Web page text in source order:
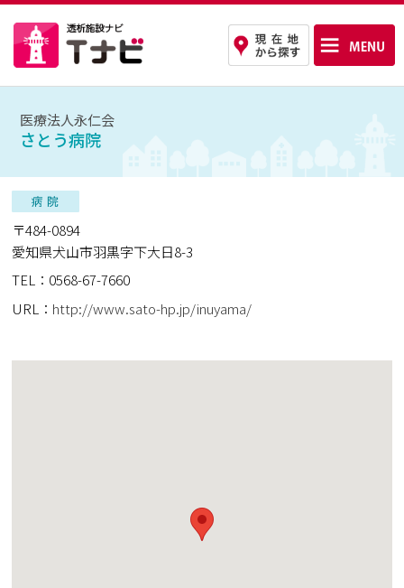
医療法人永仁会
さとう病院
〒484-0894
愛知県犬山市羽黒字下大日8-3
TEL：0568-67-7660
URL： http://www.sato-hp.jp/inuyama/